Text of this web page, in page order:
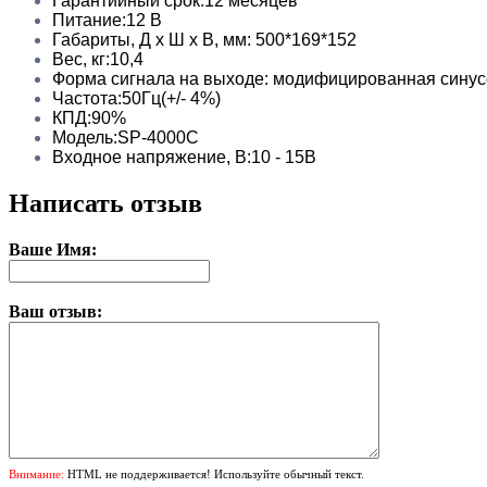
Питание:12 В
Габариты, Д х Ш х В, мм: 500*169*152
Вес, кг:10,4
Форма сигнала на выходе: модифицированная
Частота:50Гц(+/- 4%)
КПД:90%
Модель:SP-4000C
Входное напряжение, В:10 - 15В
Написать отзыв
Ваше Имя:
Ваш отзыв:
Внимание: HTML не поддерживается! Используйте обычный текст.